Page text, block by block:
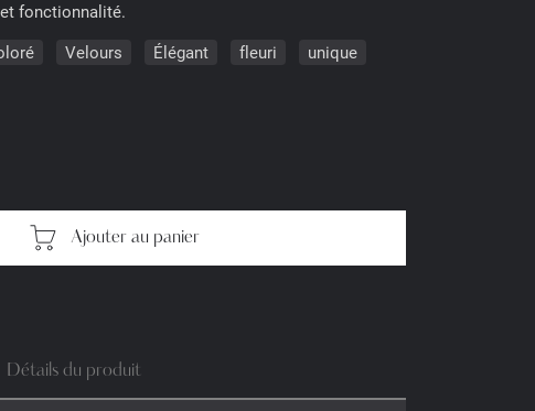
fonctionnalité.
Velours Élégant fleuri unique
Ajouter au panier
Détails du produit